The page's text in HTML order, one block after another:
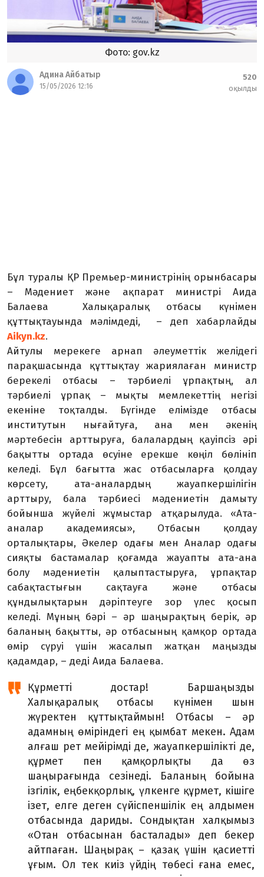
Фото: gov.kz
Адина Айбатыр
15/05/2026 12:16
520
оқылды
Бұл туралы ҚР Премьер-министрінің орынбасары
– Мәдениет және ақпарат министрі Аида
Балаева Халықаралық отбасы күнімен
құттықтауында мәлімдеді, – деп хабарлайды
Aikyn.kz.
Айтулы мерекеге арнап әлеуметтік желідегі
парақшасында құттықтау жариялаған министр
берекелі отбасы – тәрбиелі ұрпақтың, ал
тәрбиелі ұрпақ – мықты мемлекеттің негізі
екеніне тоқталды. Бүгінде елімізде отбасы
институтын нығайтуға, ана мен әкенің
мәртебесін арттыруға, балалардың қауіпсіз әрі
бақытты ортада өсуіне ерекше көңіл бөлініп
келеді. Бұл бағытта жас отбасыларға қолдау
көрсету, ата-аналардың жауапкершілігін
арттыру, бала тәрбиесі мәдениетін дамыту
бойынша жүйелі жұмыстар атқарылуда. «Ата-
аналар академиясы», Отбасын қолдау
орталықтары, Әкелер одағы мен Аналар одағы
сияқты бастамалар қоғамда жауапты ата-ана
болу мәдениетін қалыптастыруға, ұрпақтар
сабақтастығын сақтауға және отбасы
құндылықтарын дәріптеуге зор үлес қосып
келеді. Мұның бәрі – әр шаңырақтың берік, әр
баланың бақытты, әр отбасының қамқор ортада
өмір сүруі үшін жасалып жатқан маңызды
қадамдар, – деді Аида Балаева.
Құрметті достар! Баршаңызды
Халықаралық отбасы күнімен шын
жүректен құттықтаймын! Отбасы – әр
адамның өміріндегі ең қымбат мекен. Адам
алғаш рет мейірімді де, жауапкершілікті де,
құрмет пен қамқорлықты да өз
шаңырағында сезінеді. Баланың бойына
ізгілік, еңбекқорлық, үлкенге құрмет, кішіге
ізет, елге деген сүйіспеншілік ең алдымен
отбасында дариды. Сондықтан халқымыз
«Отан отбасынан басталады» деп бекер
айтпаған. Шаңырақ – қазақ үшін қасиетті
ұғым. Ол тек киіз үйдің төбесі ғана емес,